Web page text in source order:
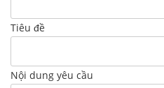
Tiêu đề
Nội dung yêu cầu